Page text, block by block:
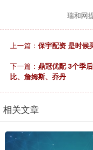
瑞和网
上一篇： 保宇配资 是时候
下一篇： 鼎冠优配 3个季
比、詹姆斯、乔丹
相关文章